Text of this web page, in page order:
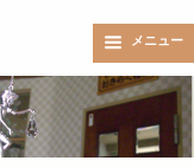
メニュー